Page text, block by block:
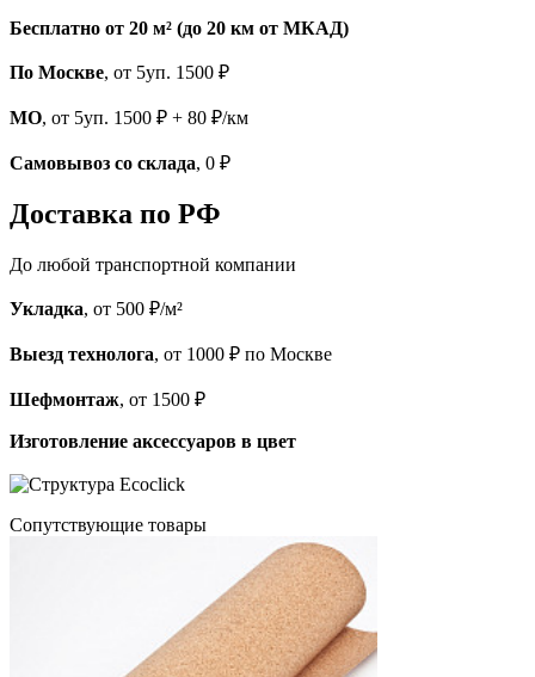
Бесплатно от 20 м² (до 20 км от МКАД)
По Москве, от 5уп. 1500 ₽
МО, от 5уп. 1500 ₽ + 80 ₽/км
Самовывоз со склада, 0 ₽
Доставка по РФ
До любой транспортной компании
Укладка, от 500 ₽/м²
Выезд технолога, от 1000 ₽ по Москве
Шефмонтаж, от 1500 ₽
Изготовление аксессуаров в цвет
Cопутствующие товары